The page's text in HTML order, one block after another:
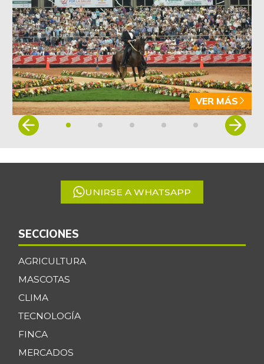
VER MÁS
Item
5
UNIRSE A WHATSAPP
SECCIONES
AGRICULTURA
MASCOTAS
CLIMA
TECNOLOGÍA
FINCA
MERCADOS